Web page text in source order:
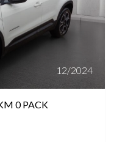
12/2024
0 PACK